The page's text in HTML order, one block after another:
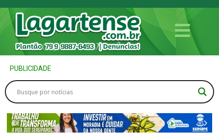
PUBLICIDADE